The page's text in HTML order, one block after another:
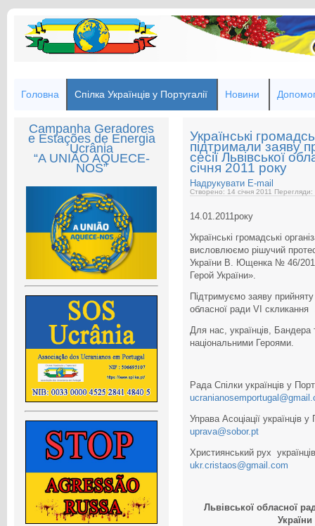
Головна Спілка Українців у Португалії Новини
Campanha Geradores
e Estações de Energia
Ucrânia
“A UNIÃO AQUECE-
NOS”
Українські
підтримали заяву
сесії Львівської
січня 2011 року
Надрукувати E-mail
Створено: 14 січня 2011
14.01.2011року
Українські громадські
висловлюємо рішучий
України В. Ющенка № 46/
Герой України».
Підтримуємо заяву прийняту
обласної ради VI скликання
Для нас, українців,
національними Героями.
Рада Спілки українців у
Управа Асоціації українців
uprava@sobor.pt
Християнський рух
ukr.cristaos@gmail.com
Львівської обласної